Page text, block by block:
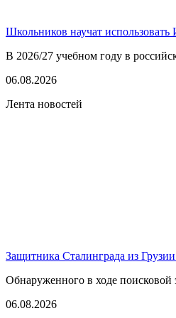
Школьников научат
В 2026/27 учебном году в
06.08.2026
Лента новостей
Защитника Сталинграда из
Обнаруженного в ходе
06.08.2026